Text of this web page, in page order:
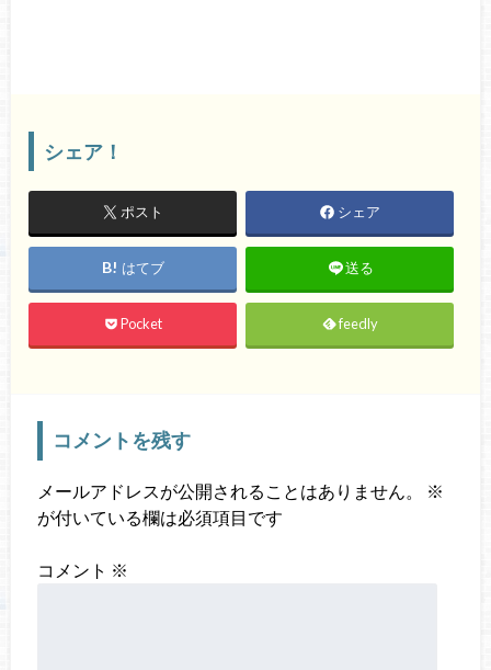
シェア！
ポスト シェア
はてブ 送る
Pocket feedly
コメントを残す
メールアドレスが公開されることはありません。
※
が付いている欄は必須項目です
コメント ※